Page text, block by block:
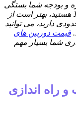
و بودجه شما بستگی
هستید، بهتر است از
دارید، می توانید
قیمت دوربین های
شما بسیار مهم
راه اندازی